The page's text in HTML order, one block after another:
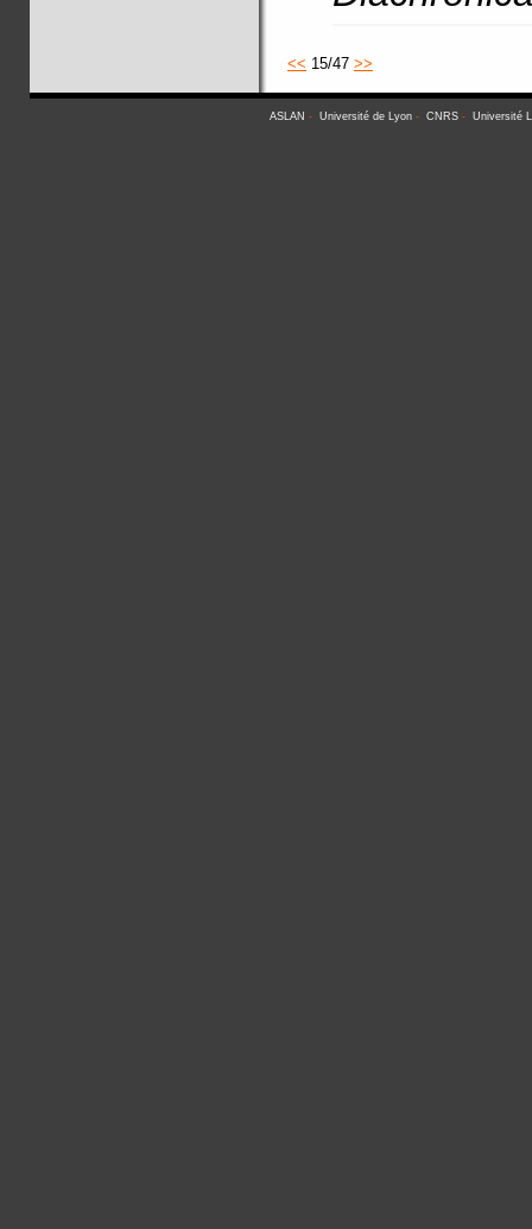
<< 15/47 >>
ASLAN - Université de Lyon- CNRS- Université